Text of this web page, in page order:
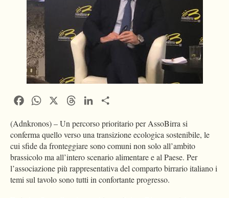
FacebookWhatsApp ThreadsLinkedIn
(Adnkronos) – Un percorso prioritario per AssoBirra si
conferma quello verso una transizione ecologica sostenibile, le
cui sfide da fronteggiare sono comuni non solo all’ambito
brassicolo ma all’intero scenario alimentare e al Paese. Per
l’associazione più rappresentativa del comparto birrario italiano i
temi sul tavolo sono tutti in confortante progresso.